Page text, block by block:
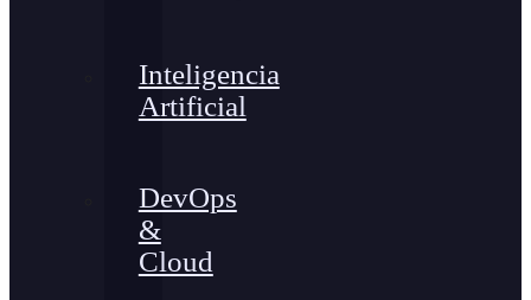
Inteligencia
Artificial
DevOps
&
Cloud